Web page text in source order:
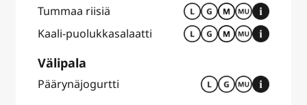
Tummaa riisiä
Kaali-puolukkasalaatti
Välipala
Päärynäjogurtti